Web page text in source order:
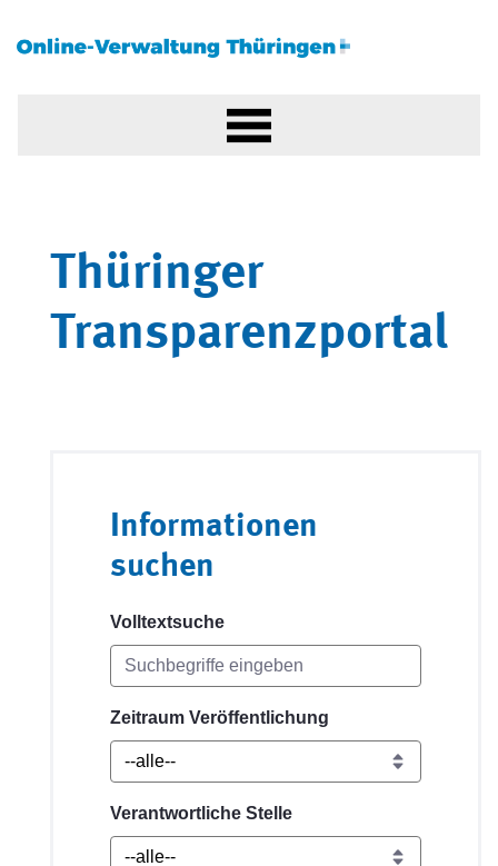
Thüringer
Transparenzportal
Informationen
suchen
Volltextsuche
Zeitraum Veröffentlichung
Verantwortliche Stelle